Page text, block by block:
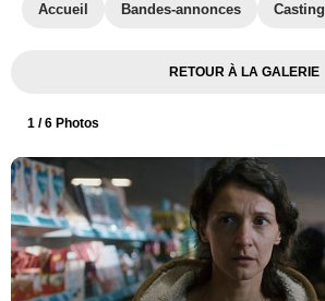
Accueil Bandes-annonces Casting
RETOUR À LA GALERIE
1 / 6 Photos